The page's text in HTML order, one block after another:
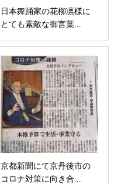
日本舞踊家の花柳凛様に
とても素敵な御言葉...
京都新聞にて京丹後市の
コロナ対策に向き合...